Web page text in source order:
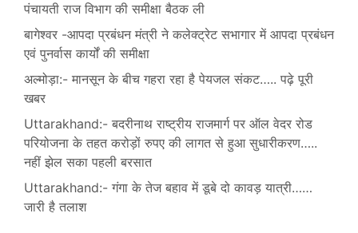
पंचायती राज विभाग की समीक्षा बैठक ली
बागेश्वर -आपदा प्रबंधन मंत्री ने कलेक्ट्रेट सभागार में आपदा प्रबंधन
एवं पुनर्वास कार्यों की समीक्षा
अल्मोड़ा:- मानसून के बीच गहरा रहा है पेयजल संकट….. पढ़े पूरी
खबर
Uttarakhand:- बदरीनाथ राष्ट्रीय राजमार्ग पर ऑल वेदर रोड
परियोजना के तहत करोड़ों रुपए की लागत से हुआ सुधारीकरण…..
नहीं झेल सका पहली बरसात
Uttarakhand:- गंगा के तेज बहाव में डूबे दो कावड़ यात्री……
जारी है तलाश